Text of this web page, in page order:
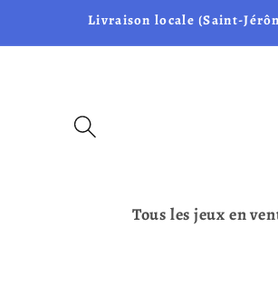
et passerLivraison locale (Saint-
Tous les jeux en